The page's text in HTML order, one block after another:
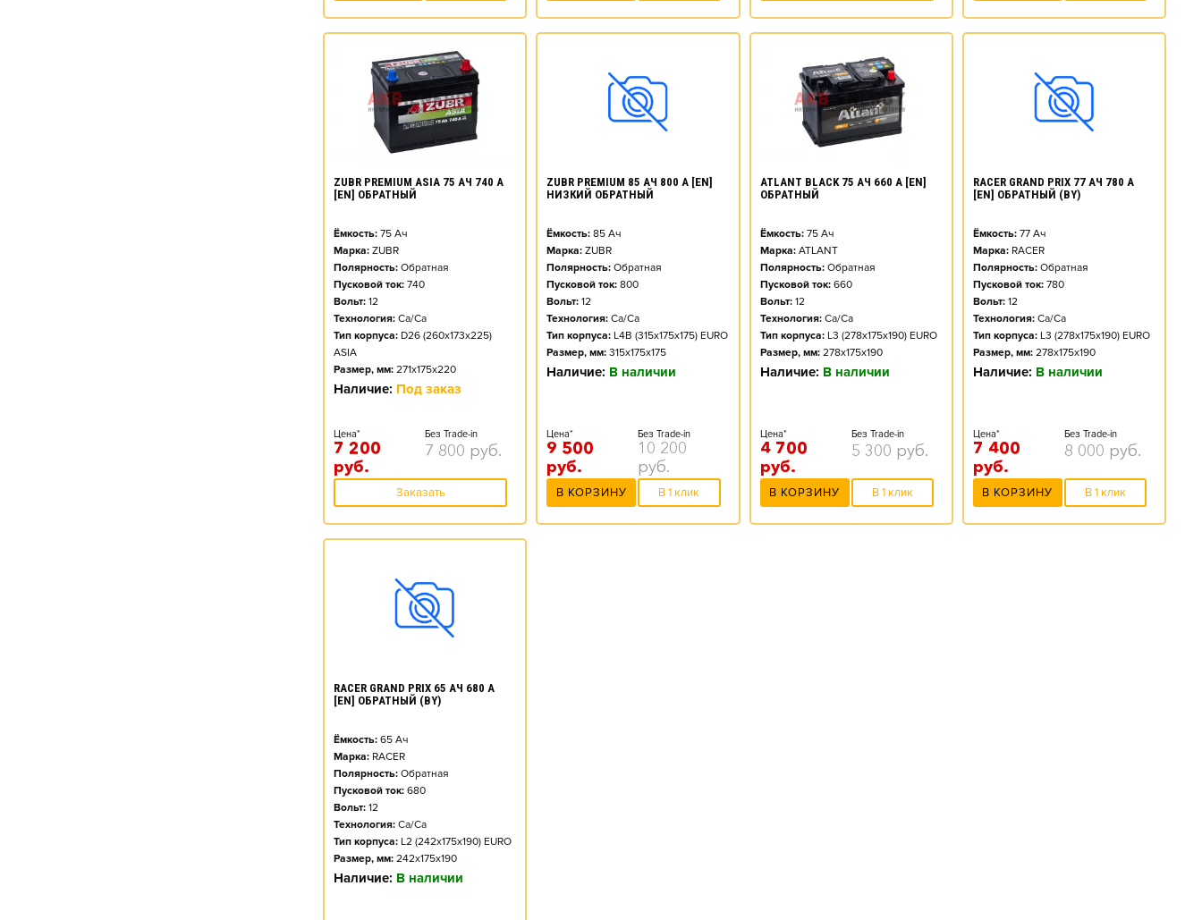
ZUBR PREMIUM ASIA 75 АЧ 740 А
[EN] ОБРАТНЫЙ
Ёмкость: 75 Ач
Марка: ZUBR
Полярность: Обратная
Пусковой ток: 740
Вольт: 12
Технология: Ca/Ca
Тип корпуса: D26 (260x173x225)
ASIA
Размер, мм: 271x175x220
Наличие: Под заказ
Цена*
7 200
руб.
Без Trade-in
7 800 руб.
Заказать
ZUBR PREMIUM 85 АЧ 800 А [EN]
НИЗКИЙ ОБРАТНЫЙ
Ёмкость: 85 Ач
Марка: ZUBR
Полярность: Обратная
Пусковой ток: 800
Вольт: 12
Технология: Ca/Ca
Тип корпуса: L4B (315x175x175) EURO
Размер, мм: 315x175x175
Наличие: В наличии
Цена*
9 500
руб.
Без Trade-in
10 200
руб.
В КОРЗИНУ В 1 клик
ATLANT BLACK 75 АЧ 660 А [EN]
ОБРАТНЫЙ
Ёмкость: 75Ач
Марка: ATLANT
Полярность: Обратная
Пусковой ток: 660
Вольт: 12
Технология: Ca/Ca
Тип корпуса: L3 (278x175x190) EURO
Размер, мм: 278x175x190
Наличие: В наличии
Цена*
4 700
руб.
Без Trade-in
5 300 руб.
В КОРЗИНУ В 1 клик
RACER GRAND PRIX 77 АЧ 780 А
[EN] ОБРАТНЫЙ (BY)
Ёмкость: 77Ач
Марка: RACER
Полярность: Обратная
Пусковой ток: 780
Вольт: 12
Технология: Ca/Ca
Тип корпуса: L3 (278x175x190) EURO
Размер, мм: 278x175x190
Наличие: В наличии
Цена*
7 400
руб.
Без Trade-in
8 000 руб.
В КОРЗИНУ В 1 клик
RACER GRAND PRIX 65 АЧ 680 А
[EN] ОБРАТНЫЙ (BY)
Ёмкость: 65 Ач
Марка: RACER
Полярность: Обратная
Пусковой ток: 680
Вольт: 12
Технология: Ca/Ca
Тип корпуса: L2 (242x175x190) EURO
Размер, мм: 242x175x190
Наличие: В наличии